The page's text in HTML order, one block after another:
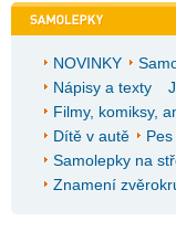
NOVINKY
Nápisy a texty
Filmy, komiksy,
Dítě v autě
Samolepky na
Znamení